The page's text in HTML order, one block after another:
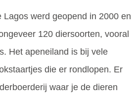
Lagos werd geopend in 2000 en
120 diersoorten, vooral
Het apeneiland is bij vele
die er rondlopen. Er
waar je de dieren